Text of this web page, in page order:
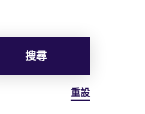
搜尋
重設